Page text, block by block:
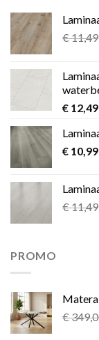
€11,49
€ 12,49
€ 10,99
€11,49
PROMO
€